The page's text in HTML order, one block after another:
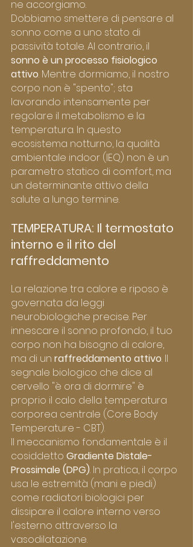
ne accorgiamo.
Dobbiamo smettere di pensare al
sonno come a uno stato di
passività totale. Al contrario, il
sonno è un processo fisiologico
attivo. Mentre dormiamo, il nostro
corpo non è "spento"; sta
lavorando intensamente per
regolare il metabolismo e la
temperatura. In questo
ecosistema notturno, la qualità
ambientale indoor (IEQ) non è un
parametro statico di comfort, ma
un determinante attivo della
salute a lungo termine.
TEMPERATURA: Il termostato
interno e il rito del
raffreddamento
La relazione tra calore e riposo è
governata da leggi
neurobiologiche precise. Per
innescare il sonno profondo, il tuo
corpo non ha bisogno di calore,
ma di un raffreddamento attivo. Il
segnale biologico che dice al
cervello "è ora di dormire" è
proprio il calo della temperatura
corporea centrale (Core Body
Temperature - CBT).
Il meccanismo fondamentale è il
cosiddetto Gradiente Distale-
Prossimale (DPG). In pratica, il corpo
usa le estremità (mani e piedi)
come radiatori biologici per
dissipare il calore interno verso
l'esterno attraverso la
vasodilatazione.